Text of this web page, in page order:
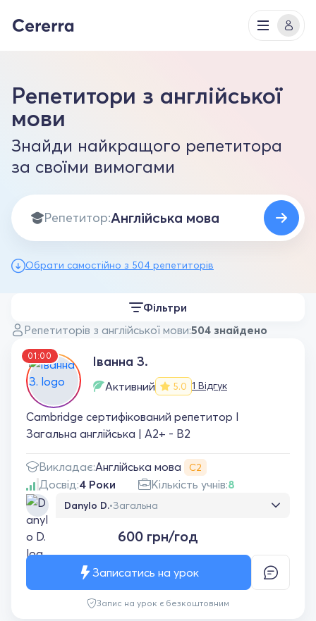
Репетитори з англійської
мови
Знайди найкращого репетитора
за своїми вимогами
Репетитор:
Обрати самостійно з 504 репетиторів
Репетиторів з англійської мови:504 знайдено
Фільтри
01:00 Іванна З.
Активний 5.0 1 Відгук
Cambridge сертифікований репетитор I
Загальна англійська | A2+ - B2
Викладає:Англійська мова С2
Досвід:4 Роки Кількість учнів:8
Danylo D.•Загальна
своєї справи. Займаємося вже понад два
заняттях багато розмовної практики —
викладач мотивує говорити та не боятися
помилок. Уроки проходять цікаво й
ефективно, матеріал пояснюється чітко та
600 грн/год
Запис на урок є безкоштовним
Записатись на урок